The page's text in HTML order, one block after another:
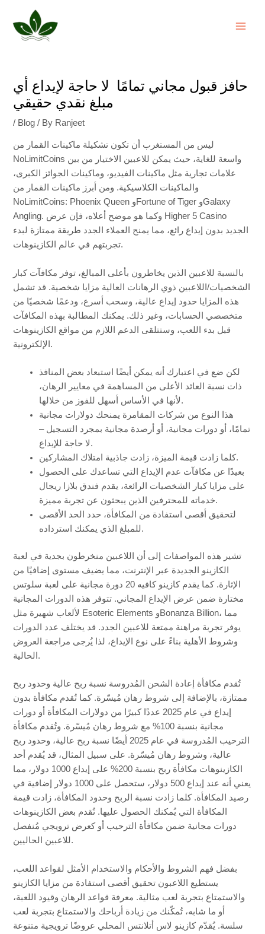
content
حافز قبول مجاني تمامًا ️ لا حاجة لإيداع أي
مبلغ نقدي حقيقي
/ Blog / By Ranjeet
ليس من المستغرب أن تكون تشكيلة ماكينات القمار من
NoLimitCoins واسعة للغاية، حيث يمكن للاعبين الاختيار من بين
علامات تجارية مثل ماكينات الفيديو، وماكينات الجوائز الكبرى،
والماكينات الكلاسيكية. ومن أبرز ماكينات القمار من
NoLimitCoins: Phoenix Queen وFortune of Tiger وGalaxy
Angling. وكما هو موضح أعلاه، فإن عرض Higher 5 Casino
الجديد بدون إيداع رائع، مما يمنح العملاء الجدد طريقة ممتازة لبدء
تجربتهم في عالم الكازينوهات.
بالنسبة للاعبين الذين يخاطرون بأعلى المبالغ، توفر مكافآت كبار
الشخصيات/اللاعبين ذوي الرهانات العالية مزايا شخصية. قد تشمل
هذه المزايا حدود إيداع عالية، وسحب أسرع، ودعمًا شخصيًا من
متخصصي الحسابات، وغير ذلك. يمكنك المطالبة بهذه المكافآت
قبل بدء اللعب، وستتلقى الدعم اللازم من مواقع الكازينوهات
الإلكترونية.
لكن ضع في اعتبارك أنه يمكن أيضًا استبعاد بعض المنافذ
ذات نسبة العائد الأعلى من المساهمة في معايير الرهان،
لأنها في الأساس أسهل للفوز من خلالها.
هذا النوع من شركات المقامرة يمنحك دولارات مجانية
تمامًا، أو دورات مجانية، أو أرصدة مجانية بمجرد التسجيل –
لا حاجة للإيداع.
كلما زادت قيمة الميزة، زادت جاذبية امتلاك المشاركين.
بعيدًا عن مكافآت عدم الإيداع التي تساعدك على الحصول
على مزايا كبار الشخصيات الرائعة، يقدم فندق بلازا ريجال
خدماته للمحترفين الذين يبحثون عن تجربة مميزة.
لتحقيق أقصى استفادة من المكافأة، حدد الحد الأقصى
للمبلغ الذي يمكنك استرداده.
تشير هذه المواصفات إلى أن اللاعبين منخرطون بجدية في لعبة
الكازينو الجديدة عبر الإنترنت، مما يضيف مستوى إضافيًا من
الإثارة. كما يقدم كازينو كافيه 20 دورة مجانية على لعبة سلوتس
مختارة ضمن عرض الإيداع المجاني. تتوفر هذه الدورات المجانية
لألعاب شهيرة مثل Esoteric Elements وBonanza Billion، مما
يوفر تجربة مراهنة ممتعة للاعبين الجدد. قد يختلف عدد الدورات
وشروط الأهلية بناءً على نوع الإيداع، لذا يُرجى مراجعة العروض
الحالية.
تُقدم مكافأة إعادة الشحن المُدروسة نسبة ربح عالية وحدود ربح
ممتازة، بالإضافة إلى شروط رهان مُيسّرة. كما تُقدم مكافأة بدون
إيداع في عام 2025 عددًا كبيرًا من دولارات المكافأة أو دورات
مجانية بنسبة 100% مع شروط رهان مُيسّرة. وتُقدم مكافأة
الترحيب المُدروسة في عام 2025 أيضًا نسبة ربح عالية، وحدود ربح
عالية، وشروط رهان مُيسّرة. على سبيل المثال، قد يُقدم أحد
الكازينوهات مكافأة ربح بنسبة 200% على إيداع 1000 دولار، مما
يعني أنه عند إيداع 500 دولار، ستحصل على 1000 دولار إضافية في
رصيد المكافأة. كلما زادت نسبة الربح وحدود المكافأة، زادت قيمة
المكافأة التي يُمكنك الحصول عليها. تُقدم بعض الكازينوهات
دورات مجانية ضمن مكافأة الترحيب أو كعرض ترويجي مُنفصل
للاعبين الحاليين.
بفضل فهم الشروط والأحكام والاستخدام الأمثل لقواعد اللعب،
يستطيع اللاعبون تحقيق أقصى استفادة من مزايا الكازينو
والاستمتاع بتجربة لعب مثالية. معرفة قواعد الرهان وقيود اللعبة،
أو ما شابه، تُمكّنك من زيادة أرباحك والاستمتاع بتجربة لعب
سلسة. يُقدّم كازينو لاس أتلانتس المحلي عروضًا ترويجية متنوعة
navigation